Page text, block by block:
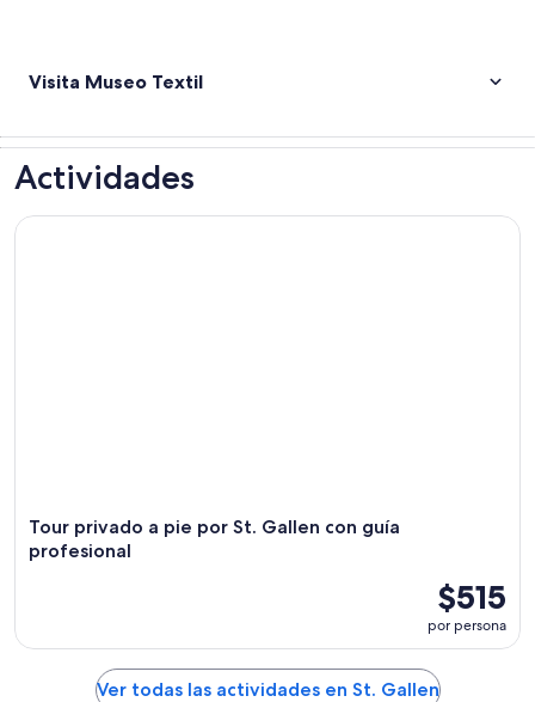
Visita Museo Textil
Actividades
Tour privado a pie por St. Gallen con guía
profesional
$515
por persona
Tour privado a pie por St. Gallen con guía profesional
Ver todas las actividades en St. Gallen